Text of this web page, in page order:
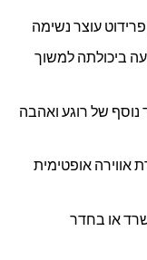
עוצר נשימה
ביכולתה למשוך
נוסף של רוגע ואהבה
אווירה אופטימית
או בחדר